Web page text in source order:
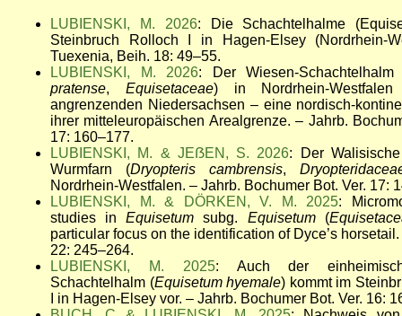
LUBIENSKI, M. 2026: Die Schachtelhalme
Steinbruch Rolloch I in Hagen-Elsey (Nordrhein-
Tuexenia, Beih. 18: 49–55.
LUBIENSKI, M. 2026: Der Wiesen-Schachtelhalm
pratense, Equisetaceae) in Nordrhein-
angrenzenden Niedersachsen – eine nordisch-
ihrer mitteleuropäischen Arealgrenze. – Jahrb.
17: 160–177.
LUBIENSKI, M. & JEẞEN, S. 2026: Der
Wurmfarn (Dryopteris cambrensis,
Nordrhein-Westfalen. – Jahrb. Bochumer Bot. Ver. 17:
LUBIENSKI, M. & DÖRKEN, V. M. 2025:
studies inEquisetum subg. Equisetum(
particular focus on the identification of Dyce’s
22: 245–264.
LUBIENSKI, M. 2025: Auch der
Schachtelhalm (Equisetum hyemale) kommt im
I in Hagen-Elsey vor. – Jahrb. Bochumer Bot. Ver. 16: